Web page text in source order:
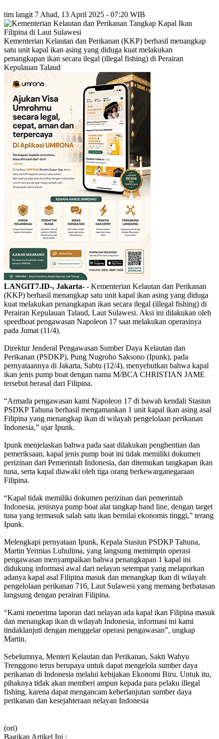
tim langit 7 Ahad, 13 April 2025 - 07:20 WIB
Kementerian Kelautan dan Perikanan (KKP) berhasil menangkap
satu unit kapal ikan asing yang diduga kuat melakukan
penangkapan ikan secara ilegal (illegal fishing) di Perairan
Kepulauan Talaud
LANGIT7.ID-, Jakarta- - Kementerian Kelautan dan Perikanan
(KKP) berhasil menangkap satu unit kapal ikan asing yang diduga
kuat melakukan penangkapan ikan secara ilegal (illegal fishing) di
Perairan Kepulauan Talaud, Laut Sulawesi. Aksi ini dilakukan oleh
speedboat pengawasan Napoleon 17 saat melakukan operasinya
pada Jumat (11/4).
Direktur Jenderal Pengawasan Sumber Daya Kelautan dan
Perikanan (PSDKP), Pung Nugroho Saksono (Ipunk), pada
pernyataannya di Jakarta, Sabtu (12/4), menyebutkan bahwa kapal
ikan jenis pump boat dengan nama M/BCA CHRISTIAN JAME
tersebut berasal dari Filipina.
“Armada pengawasan kami Napoleon 17 di bawah kendali Stasiun
PSDKP Tahuna berhasil mengamankan 1 unit kapal ikan asing asal
Filipina yang menangkap ikan di wilayah pengelolaan perikanan
Indonesia,” ujar Ipunk.
Ipunk menjelaskan bahwa pada saat dilakukan penghentian dan
pemeriksaan, kapal jenis pump boat ini tidak memiliki dokumen
perizinan dari Pemerintah Indonesia, dan ditemukan tangkapan ikan
tuna, serta kapal diawaki oleh tiga orang berkewarganegaraan
Filipina.
“Kapal tidak memiliki dokumen perizinan dari pemerintah
Indonesia, jenisnya pump boat alat tangkap hand line, dengan target
tuna yang termasuk salah satu ikan bernilai ekonomis tinggi,” terang
Ipunk.
Melengkapi pernyataan Ipunk, Kepala Stasiun PSDKP Tahuna,
Martin Yermias Luhulima, yang langsung memimpin operasi
pengawasan menyampaikan bahwa penangkapan 1 kapal ini
didukung informasi awal dari nelayan setempat yang melaporkan
adanya kapal asal Filipina masuk dan menangkap ikan di wilayah
pengelolaan perikanan 716, Laut Sulawesi yang memang berbatasan
langsung dengan perairan Filipina.
“Kami menerima laporan dari nelayan ada kapal ikan Filipina masuk
dan menangkap ikan di wilayah Indonesia, informasi ini kami
tindaklanjuti dengan menggelar operasi pengawasan”, ungkap
Martin.
Sebelumnya, Menteri Kelautan dan Perikanan, Sakti Wahyu
Trenggono terus berupaya untuk dapat mengelola sumber daya
perikanan di Indonesia melalui kebijakan Ekonomi Biru. Untuk itu,
pihaknya tidak akan memberi ampun kepada para pelaku illegal
fishing, karena dapat mengancam keberlanjutan sumber daya
perikanan dan kesejahteraan nelayan Indonesia
(ori)
Bagikan Artikel Ini :